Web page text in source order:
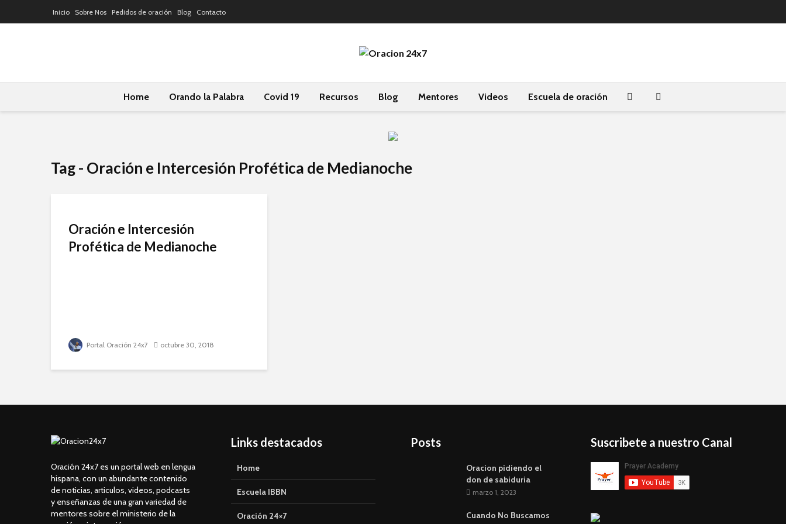
Inicio Sobre Nos Pedidos de oración Blog Contacto
Home Orando la Palabra Covid 19 Recursos Blog Mentores Videos Escuela de oración
Tag - Oración e Intercesión Profética de Medianoche
Oración e Intercesión
Profética de Medianoche
Portal Oración 24x7 octubre 30, 2018
Oración 24x7 es un portal web en lengua
hispana, con un abundante contenido
de noticias, articulos, videos, podcasts
y enseñanzas de una gran variedad de
mentores sobre el ministerio de la
Links destacados
Home
Escuela IBBN
Oración 24×7
Posts
Oracion pidiendo el
don de sabiduria
marzo 1, 2023
Cuando No Buscamos
Suscribete a nuestro Canal